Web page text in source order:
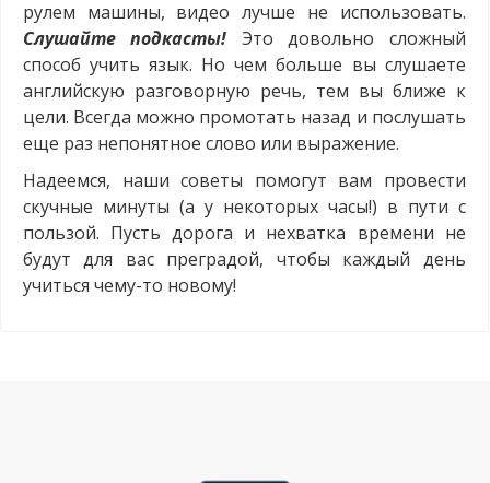
рулем машины, видео лучше не использовать.
Слушайте подкасты! Это довольно сложный
способ учить язык. Но чем больше вы слушаете
английскую разговорную речь, тем вы ближе к
цели. Всегда можно промотать назад и послушать
еще раз непонятное слово или выражение.
Надеемся, наши советы помогут вам провести
скучные минуты (а у некоторых часы!) в пути с
пользой. Пусть дорога и нехватка времени не
будут для вас преградой, чтобы каждый день
учиться чему-то новому!